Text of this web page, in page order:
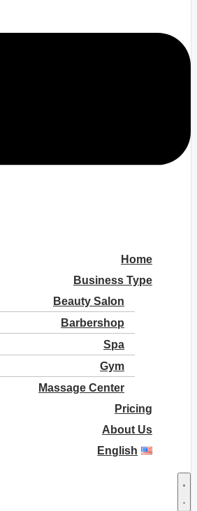
Home
Business Type
Beauty Salon
Barbershop
Spa
Gym
Massage Center
Pricing
About Us
English